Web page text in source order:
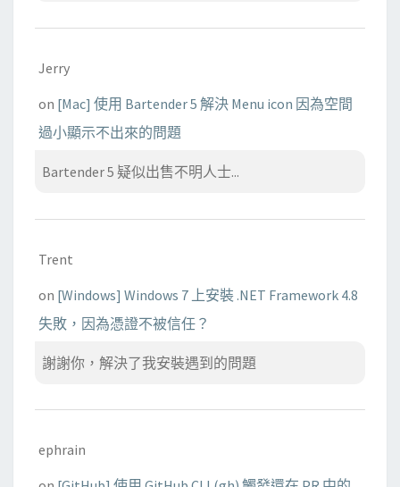
Jerry
on [Mac] 使用 Bartender 5 解決 Menu icon 因為空間
過小顯示不出來的問題
Bartender 5 疑似出售不明人士...
Trent
on [Windows] Windows 7 上安裝 .NET Framework 4.8
失敗，因為憑證不被信任？
謝謝你，解決了我安裝遇到的問題
ephrain